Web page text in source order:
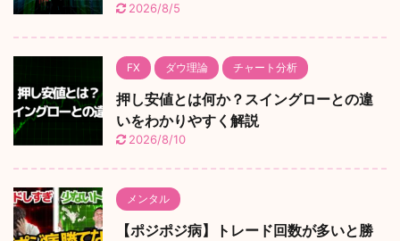
2026/8/5
FX ダウ理論 チャート分析
押し安値とは何か？スイングローとの違
いをわかりやすく解説
2026/8/10
メンタル
【ポジポジ病】トレード回数が多いと勝